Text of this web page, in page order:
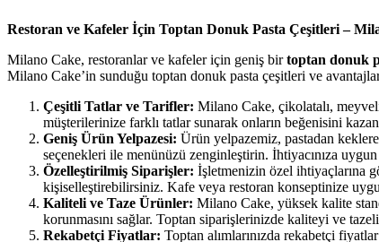
Restoran ve Kafeler İçin Toptan Donuk Pasta Çeşitleri –
Milano Cake, restoranlar ve kafeler için geniş birtoptan donuk
Milano Cake’in sunduğu toptan donuk pasta çeşitleri ve
Çeşitli Tatlar ve Tarifler: Milano Cake, çikolatalı,
müşterilerinize farklı tatlar sunarak onların beğenisini
Geniş Ürün Yelpazesi: Ürün yelpazemiz, pastadan
seçenekleri ile menünüzü zenginleştirin. İhtiyacınıza
Özelleştirilmiş Siparişler: İşletmenizin özel ihtiyaçlarına
kişiselleştirebilirsiniz. Kafe veya restoran konseptinize
Kaliteli ve Taze Ürünler: Milano Cake, yüksek kalite
korunmasını sağlar. Toptan siparişlerinizde kaliteyi ve
Rekabetçi Fiyatlar: Toptan alımlarınızda rekabetçi